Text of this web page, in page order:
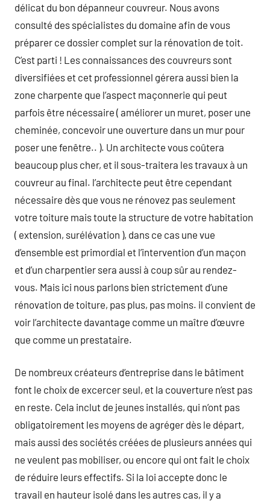
délicat du bon dépanneur couvreur. Nous avons
consulté des spécialistes du domaine afin de vous
préparer ce dossier complet sur la rénovation de toit.
C’est parti ! Les connaissances des couvreurs sont
diversifiées et cet professionnel gérera aussi bien la
zone charpente que l’aspect maçonnerie qui peut
parfois être nécessaire ( améliorer un muret, poser une
cheminée, concevoir une ouverture dans un mur pour
poser une fenêtre.. ). Un architecte vous coûtera
beaucoup plus cher, et il sous-traitera les travaux à un
couvreur au final. l’architecte peut être cependant
nécessaire dès que vous ne rénovez pas seulement
votre toiture mais toute la structure de votre habitation
( extension, surélévation ), dans ce cas une vue
d’ensemble est primordial et l’intervention d’un maçon
et d’un charpentier sera aussi à coup sûr au rendez-
vous. Mais ici nous parlons bien strictement d’une
rénovation de toiture, pas plus, pas moins. il convient de
voir l’architecte davantage comme un maître d’œuvre
que comme un prestataire.
De nombreux créateurs d’entreprise dans le bâtiment
font le choix de excercer seul, et la couverture n’est pas
en reste. Cela inclut de jeunes installés, qui n’ont pas
obligatoirement les moyens de agréger dès le départ,
mais aussi des sociétés créées de plusieurs années qui
ne veulent pas mobiliser, ou encore qui ont fait le choix
de réduire leurs effectifs. Si la loi accepte donc le
travail en hauteur isolé dans les autres cas, il y a